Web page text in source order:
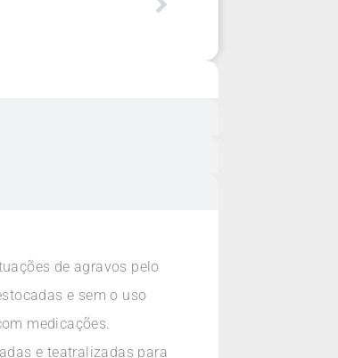
de agravos pelo
e sem o uso
medicações.
e teatralizadas para